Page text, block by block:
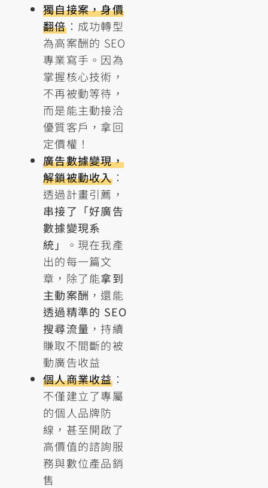
獨自接案，身價
翻倍：成功轉型
為高案酬的 SEO
專業寫手。因為
掌握核心技術，
不再被動等待，
而是能主動接洽
優質客戶，拿回
定價權！
廣告數據變現，
解鎖被動收入：
透過計畫引薦，
串接了「好廣告
數據變現系
統」
。現在我產
出的每一篇文
章，除了能拿到
主動案酬 ，還能
透過精準的 SEO
搜尋流量 ，持續
賺取不間斷的被
動廣告收益
個人商業收益：
不僅建立了專屬
的個人品牌防
線，甚至開啟了
高價值的諮詢服
務與數位產品銷
售